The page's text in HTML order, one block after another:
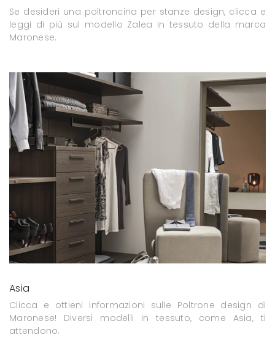
Se desideri una poltroncina per stanze design, clicca e
leggi di più sul modello Zalea in tessuto della marca
Maronese.
Asia
Clicca e ottieni informazioni sulle Poltrone design di
Maronese! Diversi modelli in tessuto, come Asia, ti
attendono.